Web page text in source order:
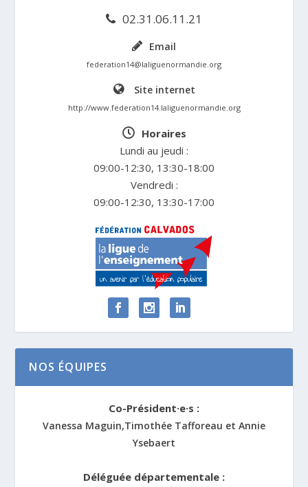
02.31.06.11.21
Email
federation14@laliguenormandie.org
Site internet
http://www.federation14.laliguenormandie.org
Horaires
Lundi au jeudi :
09:00-12:30, 13:30-18:00
Vendredi :
09:00-12:30, 13:30-17:00
NOS ÉQUIPES
Co-Président·e·s :
Vanessa Maguin,Timothée Tafforeau et Annie
Ysebaert
Déléguée départementale :